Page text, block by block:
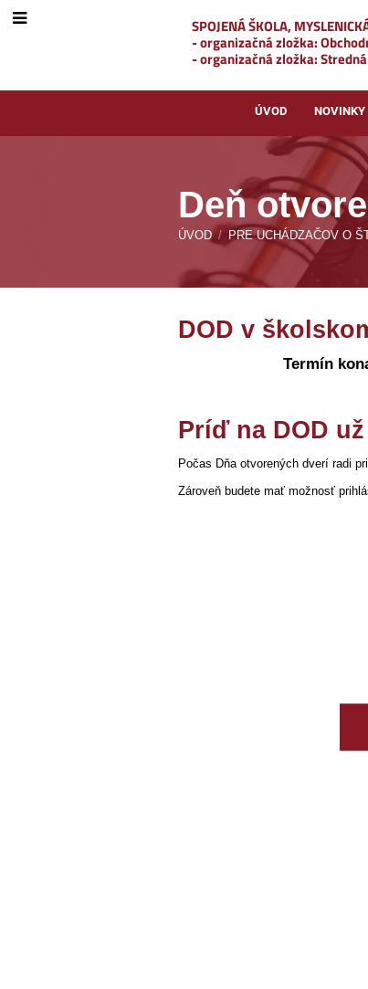
SPOJENÁ ŠKOLA,
- organizačná zložka:
- organizačná zložka:
ÚVOD NOVINKY
Deň
ÚVOD / PRE UCHÁDZAČOV O
Deň
otvorených
DOD v
Termín
Príď na DOD už
Počas Dňa otvorených dverí radi
Zároveň budete mať možnosť